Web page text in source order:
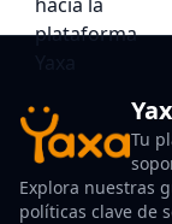
Tu
Explora nuestras
políticas clave de